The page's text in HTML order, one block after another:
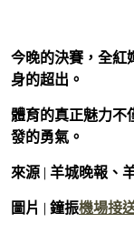
今晚的決賽，全紅
身的超出。
體育的真正魅力不
發的勇氣。
來源 | 羊城晚報、
圖片 | 鐘振機場接